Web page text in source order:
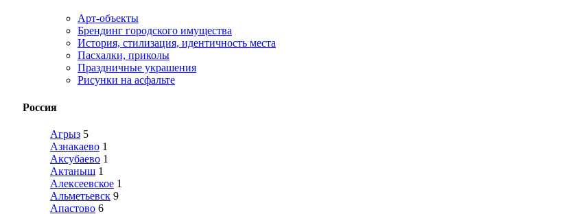
Арт-объекты
Брендинг городского имущества
История, стилизация, идентичность места
Пасхалки, приколы
Праздничные украшения
Рисунки на асфальте
Россия
Агрыз 5
Азнакаево 1
Аксубаево 1
Актаныш 1
Алексеевское 1
Альметьевск 9
Апастово 6